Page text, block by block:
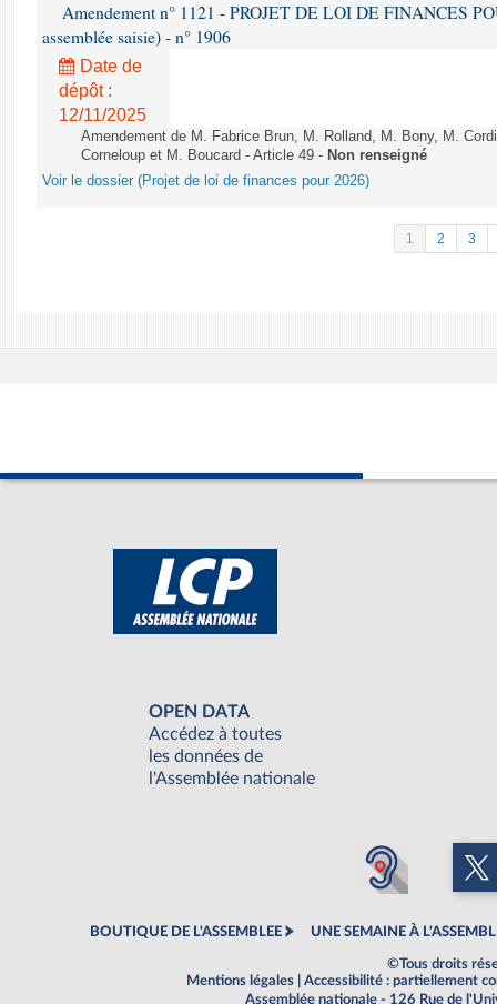
Amendement n° 1121 - PROJET DE LOI DE FINANCES
assemblée saisie) - n° 1906
Date de
dépôt :
12/11/2025
Amendement de M. Fabrice Brun, M. Rolland, M. Bony, M.
Corneloup et M. Boucard - Article 49 - Non renseigné
Voir le dossier (Projet de loi de finances pour 2026)
1 2 3
OPEN DATA
Accédez à toutes
les données de
l'Assemblée nationale
BOUTIQUE DE L'ASSEMBLEE UNE SEMAINE À
©Tous droits
Mentions légales
Accessibilité : partiellement
Assemblée nationale - 126 Rue de